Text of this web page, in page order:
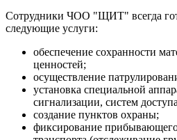
Сотрудники ЧОО "ЩИТ" всегда
следующие услуги:
обеспечение сохранности
ценностей;
осуществление
установка специальной
сигнализации, систем
создание пунктов охраны;
фиксирование